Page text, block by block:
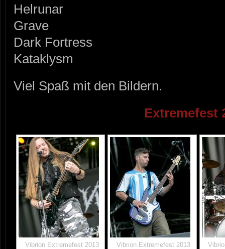
Helrunar
Grave
Dark Fortress
Kataklysm
Viel Spaß mit den Bildern.
Extremefest
Vibrion Extremefest 2013 Vibrion Extremefest 2013